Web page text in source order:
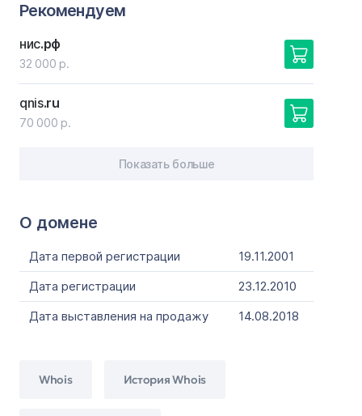
О домене
Дата первой регистрации
19.11.2001
Дата регистрации
23.12.2010
Дата выставления на продажу
14.08.2018
Whois История Whois
Рекомендуем
нис.рф
32 000 р.
qnis.ru
70 000 р.
Показать больше